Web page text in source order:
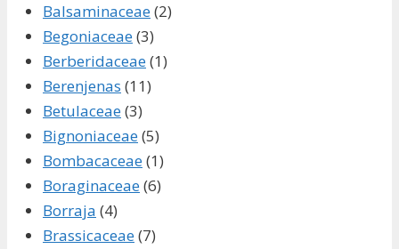
Balsaminaceae(2)
Begoniaceae(3)
Berberidaceae(1)
Berenjenas (11)
Betulaceae(3)
Bignoniaceae(5)
Bombacaceae(1)
Boraginaceae(6)
Borraja (4)
Brassicaceae(7)